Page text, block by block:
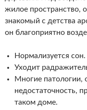
жилое пространство,
знакомый с детства
он благоприятно
Нормализуется сон.
Уходит
Многие патологии,
недостаточность,
таком доме.